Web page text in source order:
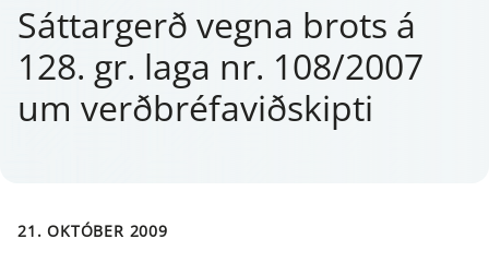
Sá­tt­ar­gerð vegna brots á
128. gr. laga nr. 108/2007
um verðbréfaviðskipti
21. OKTÓBER 2009